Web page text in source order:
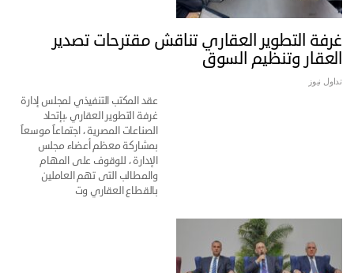
غرفة التطوير العقاري تناقش مقترحات تصدير
العقار وتنظيم السوق
تداول نيوز
عقد المكتب التنفيذي لمجلس إدارة
غرفة التطوير العقاري ،بإتحاد
الصناعات المصرية ، اجتماعاً موسعاً
بمشاركة معظم أعضاء مجلس
الإدارة ، للوقوف على المهام
والمطالب التى تهم العاملين
بالقطاع العقاري وت